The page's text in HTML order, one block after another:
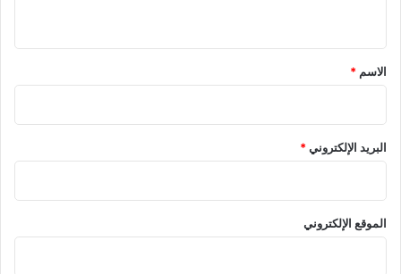
*
الاسم *
البريد الإلكتروني*
الموقع الإلكتروني